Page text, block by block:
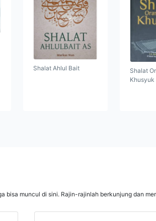
Shalat Ahlul Bait
Shalat
Khusyuk
bisa muncul di sini. Rajin-rajinlah berkunjung dan